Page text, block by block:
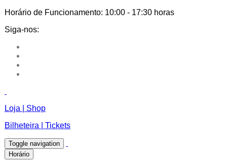
Horário de Funcionamento: 10:00 - 17:30 horas
Siga-nos:
Loja | Shop
Bilheteira | Tickets
Toggle navigation
Horário